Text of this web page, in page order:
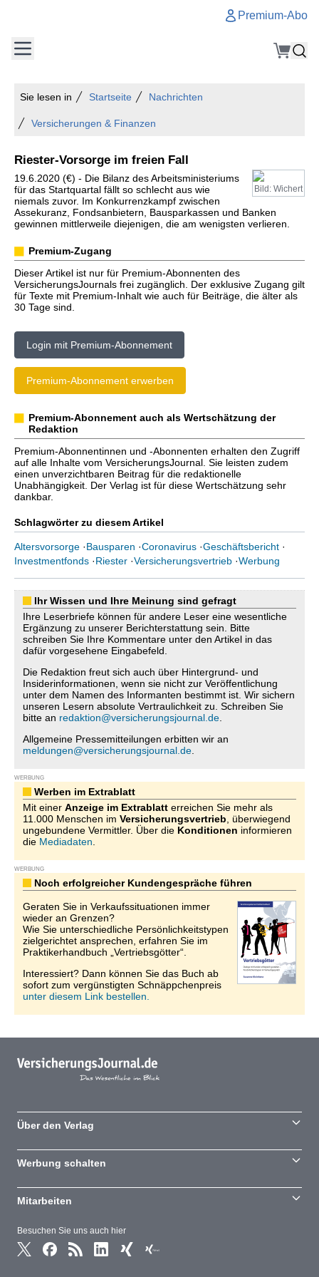
Premium-Abo
Sie lesen in Startseite Nachrichten
Versicherungen & Finanzen
Riester-Vorsorge im freien Fall
Bild: Wichert
19.6.2020 (€) - Die Bilanz des Arbeitsministeriums
für das Startquartal fällt so schlecht aus wie
niemals zuvor. Im Konkurrenzkampf zwischen
Assekuranz, Fondsanbietern, Bausparkassen und Banken
gewinnen mittlerweile diejenigen, die am wenigsten verlieren.
Premium-Zugang
Dieser Artikel ist nur für Premium-Abonnenten des
VersicherungsJournals frei zugänglich. Der exklusive Zugang gilt
für Texte mit Premium-Inhalt wie auch für Beiträge, die älter als
30 Tage sind.
Login mit Premium-Abonnement
Premium-Abonnement erwerben
Premium-Abonnement auch als Wertschätzung der
Redaktion
Premium-Abonnentinnen und -Abonnenten erhalten den Zugriff
auf alle Inhalte vom VersicherungsJournal. Sie leisten zudem
einen unverzichtbaren Beitrag für die redaktionelle
Unabhängigkeit. Der Verlag ist für diese Wertschätzung sehr
dankbar.
Schlagwörter zu diesem Artikel
Altersvorsorge ·Bausparen ·Coronavirus ·Geschäftsbericht ·
Investmentfonds ·Riester ·Versicherungsvertrieb ·Werbung
Ihr Wissen und Ihre Meinung sind gefragt
Ihre Leserbriefe können für andere Leser eine wesentliche
Ergänzung zu unserer Berichterstattung sein. Bitte
schreiben Sie Ihre Kommentare unter den Artikel in das
dafür vorgesehene Eingabefeld.
Die Redaktion freut sich auch über Hintergrund- und
Insiderinformationen, wenn sie nicht zur Veröffentlichung
unter dem Namen des Informanten bestimmt ist. Wir sichern
unseren Lesern absolute Vertraulichkeit zu. Schreiben Sie
bitte an redaktion@versicherungsjournal.de
Allgemeine Pressemitteilungen erbitten wir an
meldungen@versicherungsjournal.de
WERBUNG
Werben im Extrablatt
Mit einer Anzeige im Extrablatt erreichen Sie mehr als
11.000 Menschen im Versicherungsvertrieb , überwiegend
ungebundene Vermittler. Über die Konditionen informieren
die Mediadaten
WERBUNG
Noch erfolgreicher Kundengespräche führen
Geraten Sie in Verkaufssituationen immer
wieder an Grenzen?
Wie Sie unterschiedliche Persönlichkeitstypen
zielgerichtet ansprechen, erfahren Sie im
Praktikerhandbuch „Vertriebsgötter“.
Interessiert? Dann können Sie das Buch ab
sofort zum vergünstigten Schnäppchenpreis
unter diesem Link bestellen.
Besuchen Sie uns auch hier
Über den Verlag
Werbung schalten
Mitarbeiten